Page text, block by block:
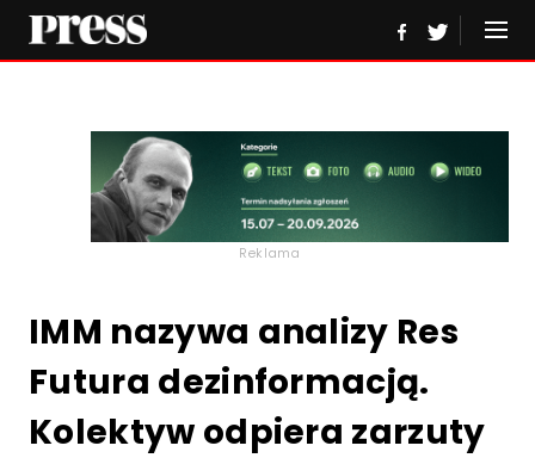
Reklama
IMM nazywa analizy Res
Futura dezinformacją.
Kolektyw odpiera zarzuty